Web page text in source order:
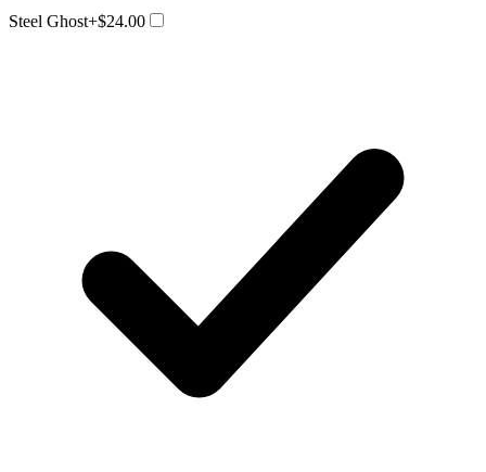
Steel Ghost+$24.00